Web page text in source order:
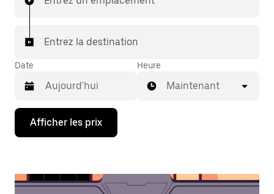
Entrez la destination
Date
Appuyez
la
bas
Heure
Maintenant
Afficher les prix